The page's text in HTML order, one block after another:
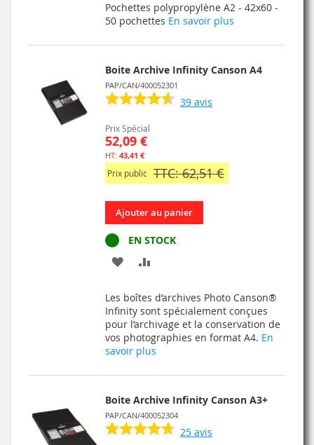
MA
LISTE
D’ENVIE
COMPARATEUR
Pochettes polypropylène A2 - 42x60 -
50 pochettes En savoir plus
Boite Archive Infinity Canson A4
PAP/CAN/400052301
39 avis
Prix Spécial
52,09 €
43,41 €
Prix public TTC: 62,51 €
Ajouter au panier
EN STOCK
AJOUTER
MA
LISTE
D’ENVIE
COMPARATEUR
Les boîtes d’archives Photo Canson®
Infinity sont spécialement conçues
pour l’archivage et la conservation de
vos photographies en format A4. En
savoir plus
Boite Archive Infinity Canson A3+
PAP/CAN/400052304
25 avis